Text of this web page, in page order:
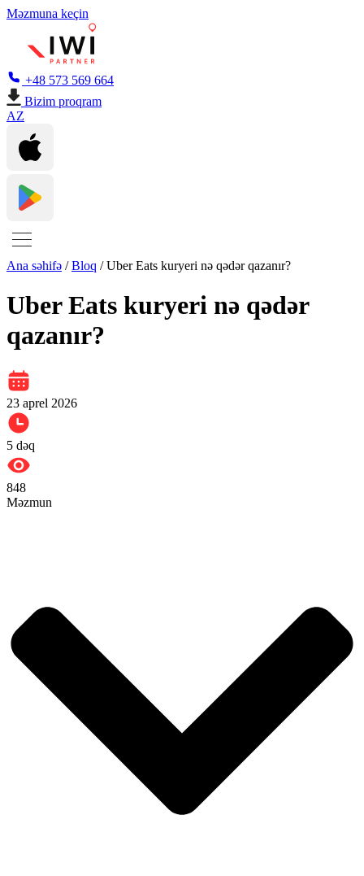
Məzmuna keçin
+48 573 569 664
Bizim proqram
AZ
Ana səhifə /Bloq /Uber Eats kuryeri nə qədər qazanır?
Uber Eats kuryeri nə qədər
qazanır?
23 aprel 2026
5 dəq
848
Məzmun